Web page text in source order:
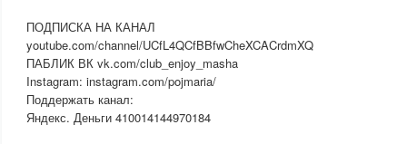
ПОДПИСКА НА КАНАЛ
youtube.com/channel/UCfL4QCfBBfwCheXCACrdmXQ
ПАБЛИК ВК vk.com/club_enjoy_masha
Instagram: instagram.com/pojmaria/
Поддержать канал:
Яндекс. Деньги 410014144970184